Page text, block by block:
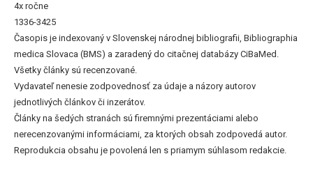
4x ročne
1336-3425
Časopis je indexovaný v Slovenskej národnej bibliografii, Bibliographia
medica Slovaca (BMS) a zaradený do citačnej databázy CiBaMed.
Všetky články sú recenzované.
Vydavateľ nenesie zodpovednosť za údaje a názory autorov
jednotlivých článkov či inzerátov.
Články na šedých stranách sú firemnými prezentáciami alebo
nerecenzovanými informáciami, za ktorých obsah zodpovedá autor.
Reprodukcia obsahu je povolená len s priamym súhlasom redakcie.